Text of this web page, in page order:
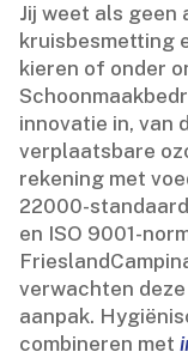
Jij weet als geen
kruisbesmetting
kieren of onder
innovatie in, van
verplaatsbare
rekening met
22000-
en ISO 9001-
verwachten
aanpak.​
combineren met